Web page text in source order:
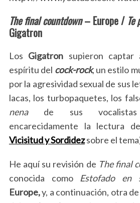
The final countdown– Europe /
Gigatron
Los Gigatron supieron
espíritu del cock-rock, un estilo
por la agresividad sexual de sus
lacas, los turbopaquetes, los
nena de sus vocalistas
encarecidamente la lectura
Vicisitud y Sordidezsobre el
He aquí su revisión de The final
conocida como Estofado en
Europe,y, a continuación, otra
e